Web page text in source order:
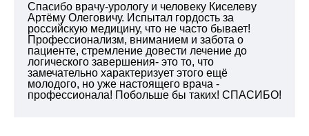
Спасибо врачу-урологу и человеку Киселеву
Артёму Олеговичу. Испытал гордость за
российскую медицину, что не часто бывает!
Профессионализм, вниманием и забота о
пациенте, стремление довести лечение до
логического завершения- это то, что
замечательно характеризует этого ещё
молодого, но уже настоящего врача -
профессионала! Побольше бы таких! СПАСИБО!